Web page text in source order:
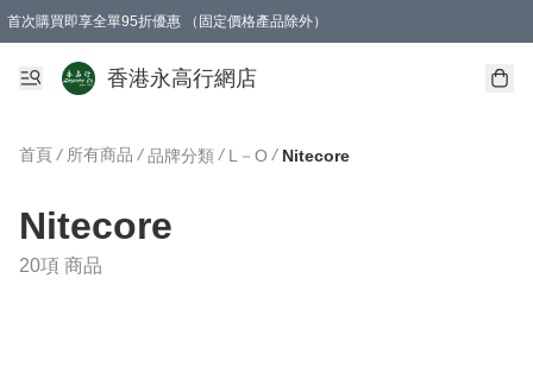
首次購買即享全單95折優惠 （固定價格產品除外）
澳門地區購物滿$800免運費
香港地區購物滿$600免運費
購買滿HK$1000即可免費獲得一個GEARLEX Small Ear Carabiner 2.0 扣環（贈品
香港永高行網店
首頁 / 所有商品 / 品牌分類 / L－O / Nitecore
Nitecore
20項 商品